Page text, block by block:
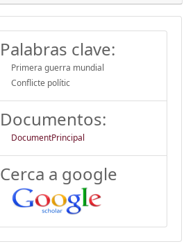
Palabras clave:
Primera guerra mundial
Conflicte polític
Documentos:
DocumentPrincipal
Cerca a google